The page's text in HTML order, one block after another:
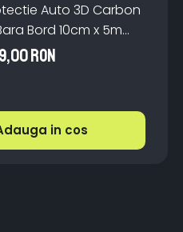
Auto 3D Carbon
Bord 10cm x 5m
RON
in cos